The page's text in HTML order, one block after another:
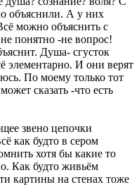
объяснили. А у них
можно объяснить с
понятно -не вопрос!
Душа- сгусток
элементарно. И они верят
По моему только тот
сказать -что есть
звено цепочки
как будто в сером
хотя бы какие то
Как будто живьём
картины на стенах тоже